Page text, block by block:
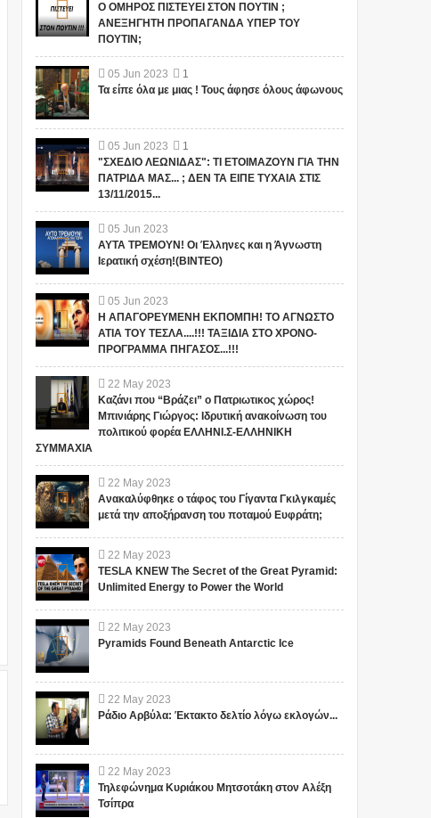
Ο ΟΜΗΡΟΣ ΠΙΣΤΕΥΕΙ ΣΤΟΝ ΠΟΥΤΙΝ ;
ΑΝΕΞΗΓΗΤΗ ΠΡΟΠΑΓΑΝΔΑ ΥΠΕΡ ΤΟΥ
ΠΟΥΤΙΝ;
05 Jun 2023
1
Τα είπε όλα με μιας ! Τους άφησε όλους άφωνους
05 Jun 2023
1
"ΣΧΕΔΙΟ ΛΕΩΝΙΔΑΣ": ΤΙ ΕΤΟΙΜΑΖΟΥΝ ΓΙΑ ΤΗΝ
ΠΑΤΡΙΔΑ ΜΑΣ... ; ΔΕΝ ΤΑ ΕΙΠΕ ΤΥΧΑΙΑ ΣΤΙΣ
13/11/2015...
05 Jun 2023
ΑΥΤΑ ΤΡΕΜΟΥΝ! Οι Έλληνες και η Άγνωστη
Ιερατική σχέση!(ΒΙΝΤΕΟ)
05 Jun 2023
Η ΑΠΑΓΟΡΕΥΜΕΝΗ ΕΚΠΟΜΠΗ! ΤΟ ΑΓΝΩΣΤΟ
ΑΤΙΑ ΤΟΥ ΤΕΣΛΑ....!!! ΤΑΞΙΔΙΑ ΣΤΟ ΧΡΟΝΟ-
ΠΡΟΓΡΑΜΜΑ ΠΗΓΑΣΟΣ...!!!
22 May 2023
Καζάνι που “Βράζει” ο Πατριωτικος χώρος!
Μπινιάρης Γιώργος: Ιδρυτική ανακοίνωση του
πολιτικού φορέα ΕΛΛΗΝΙ.Σ-ΕΛΛΗΝΙΚΗ
ΣΥΜΜΑΧΙΑ
22 May 2023
Ανακαλύφθηκε ο τάφος του Γίγαντα Γκιλγκαμές
μετά την αποξήρανση του ποταμού Ευφράτη;
22 May 2023
TESLA KNEW The Secret of the Great Pyramid:
Unlimited Energy to Power the World
22 May 2023
Pyramids Found Beneath Antarctic Ice
22 May 2023
Ράδιο Αρβύλα: Έκτακτο δελτίο λόγω εκλογών...
22 May 2023
Τηλεφώνημα Κυριάκου Μητσοτάκη στον Αλέξη
Τσίπρα